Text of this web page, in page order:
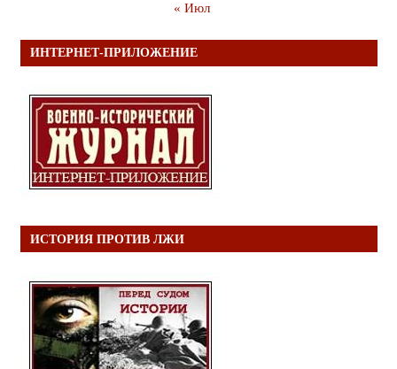
« Июл
ИНТЕРНЕТ-ПРИЛОЖЕНИЕ
ИСТОРИЯ ПРОТИВ ЛЖИ